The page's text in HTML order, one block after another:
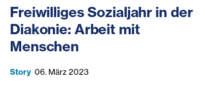
Freiwilliges Sozialjahr in der
Diakonie: Arbeit mit
Menschen
Story 06. März 2023